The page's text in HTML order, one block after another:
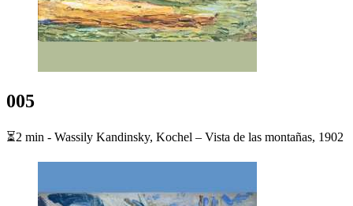
005
⏳2 min - Wassily Kandinsky, Kochel – Vista de las montañas, 1902